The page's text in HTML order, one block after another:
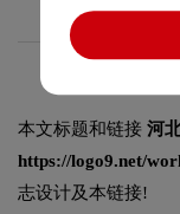
本文标题和链接 河
https://logo9.net/
志设计及本链接!